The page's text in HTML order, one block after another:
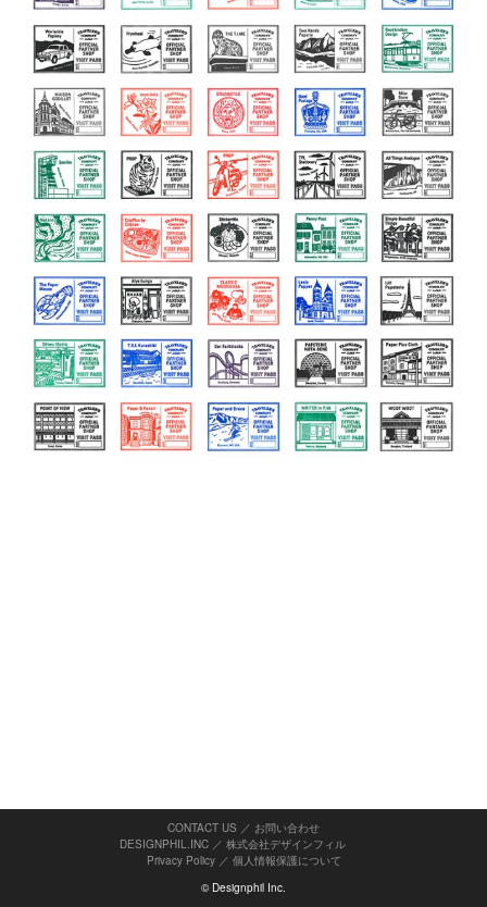
CONTACT US ／ お問い合わせ
DESIGNPHIL.INC ／ 株式会社デザインフィル
Privacy Policy／ 個人情報保護について
© Designphil Inc.